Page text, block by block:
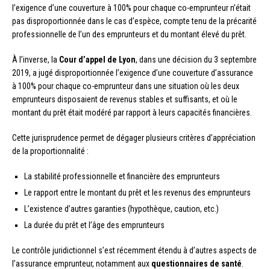
l’exigence d’une couverture à 100% pour chaque co-emprunteur n’était
pas disproportionnée dans le cas d’espèce, compte tenu de la précarité
professionnelle de l’un des emprunteurs et du montant élevé du prêt.
À l’inverse, la Cour d’appel de Lyon, dans une décision du 3 septembre
2019, a jugé disproportionnée l’exigence d’une couverture d’assurance
à 100% pour chaque co-emprunteur dans une situation où les deux
emprunteurs disposaient de revenus stables et suffisants, et où le
montant du prêt était modéré par rapport à leurs capacités financières.
Cette jurisprudence permet de dégager plusieurs critères d’appréciation
de la proportionnalité :
La stabilité professionnelle et financière des emprunteurs
Le rapport entre le montant du prêt et les revenus des emprunteurs
L’existence d’autres garanties (hypothèque, caution, etc.)
La durée du prêt et l’âge des emprunteurs
Le contrôle juridictionnel s’est récemment étendu à d’autres aspects de
l’assurance emprunteur, notamment aux questionnaires de santé